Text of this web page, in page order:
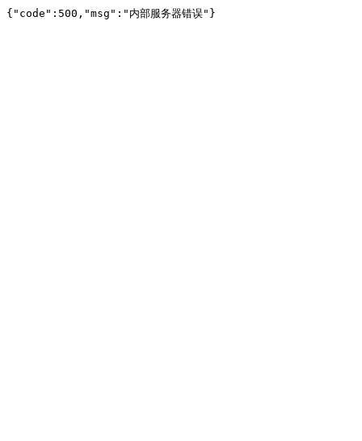
{"code":500,"msg":"内部服务器错误"}